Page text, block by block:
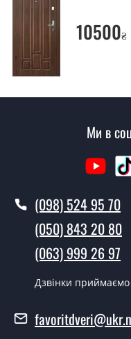
Так робимо. Монтаж
згідно з чергою, у всі
Скільки
Як швидко
У той самий день
Чи можна на
Так можна.
У вас є в
10500₴
Ми в
(098) 524 95 70
(050) 843 20 80
(063) 999 26 97
Дзвінки